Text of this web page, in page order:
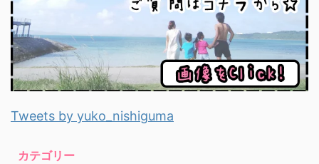
Tweets by yuko_nishiguma
カテゴリー